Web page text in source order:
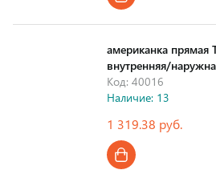
американка прямая
внутренняя/
Код: 40016
Наличие: 13
1 319.38 руб.